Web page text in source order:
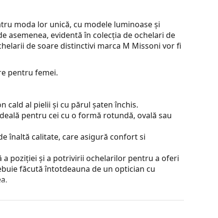
moda lor unică, cu modele luminoase și
asemenea, evidentă în colecția de ochelari de
de soare distinctivi marca M Missoni vor fi
pentru femei.
cald al pielii și cu părul șaten închis.
pentru cei cu o formă rotundă, ovală sau
înaltă calitate, care asigură confort si
poziției și a potrivirii ochelarilor pentru a oferi
făcută întotdeauna de un optician cu
sau a distorsiona culorile.